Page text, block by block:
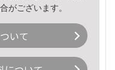
がございます。
いて